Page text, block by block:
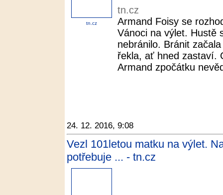
tn.cz
tn.cz
Armand Foisy se
Vánoci na výlet. Hustě
nebránilo. Bránit
řekla, ať hned zastaví.
Armand zpočátku
24. 12. 2016, 9:08
Vezl 101letou matku na výlet.
potřebuje ... - tn.cz